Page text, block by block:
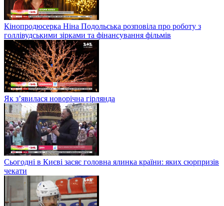
Кінопродюсерка Ніна Подольська розповіла про роботу з
голлівудськими зірками та фінансування фільмів
Як з’явилася новорічна гірлянда
Сьогодні в Києві засяє головна ялинка країни: яких сюрпризів
чекати